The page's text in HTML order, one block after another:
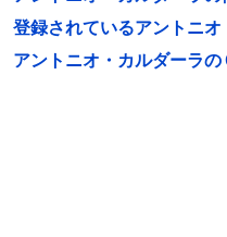
登録されているアントニ
アントニオ・カルダーラの